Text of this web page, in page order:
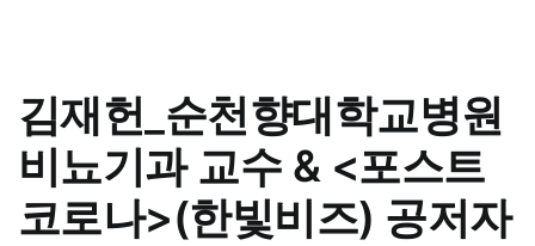
김재헌 순천향대학교병원
비뇨기과 교수 & <포스트
코로나>(한빛비즈) 공저자